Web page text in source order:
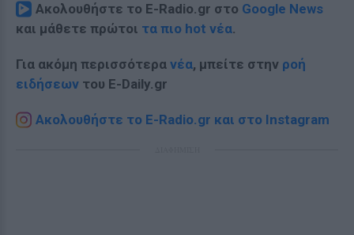
Ακολουθήστε το E-Radio.gr στο Google News
και μάθετε πρώτοι τα πιο hot νέα.
Για ακόμη περισσότερα νέα, μπείτε στην ροή
ειδήσεων του E-Daily.gr
Ακολουθήστε το E-Radio.gr και στο Instagram